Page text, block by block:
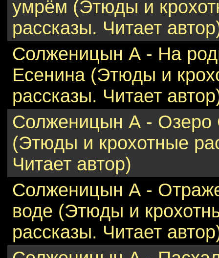
умрём (Этюды и
рассказы. Читает
Солженицын А - На
Есенина (Этюды и
рассказы. Читает
Солженицын А - Озеро
(Этюды и крохотные
Читает автор)
Солженицын А -
воде (Этюды и
рассказы. Читает